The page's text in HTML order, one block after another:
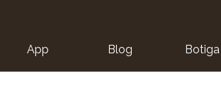
App Blog Botiga